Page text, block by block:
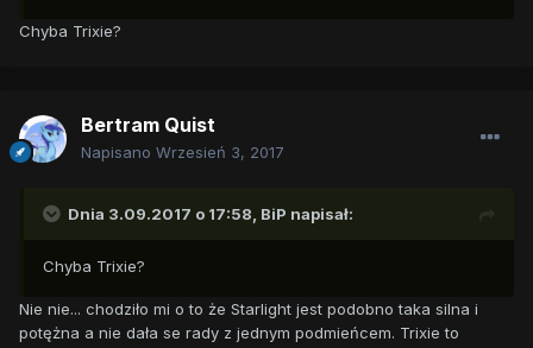
Chyba Trixie?
Bertram Quist
Napisano Wrzesień 3, 2017
Dnia 3.09.2017 o 17:58, BiP napisał:
Chyba Trixie?
Nie nie... chodziło mi o to że Starlight jest podobno taka silna i
potężna a nie dała se rady z jednym podmieńcem. Trixie to